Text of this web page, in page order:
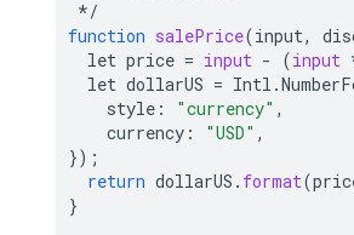
*/
function salePrice(input,
let price = input - (input
let dollarUS = Intl .
style : "currency" ,
currency : "USD" ,
});
return dollarUS . format(
}